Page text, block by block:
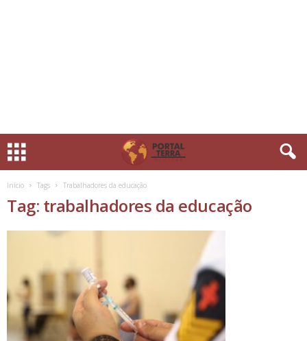
Início Tags Trabalhadores da educação
Tag: trabalhadores da educação